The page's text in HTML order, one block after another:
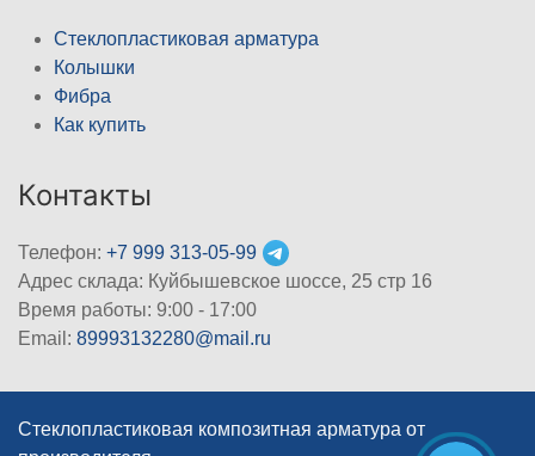
Стеклопластиковая арматура
Колышки
Фибра
Как купить
Контакты
Телефон: +7 999 313-05-99
Адрес склада: Куйбышевское шоссе, 25 стр 16
Время работы: 9:00 - 17:00
Email: 89993132280@mail.ru
Стеклопластиковая композитная арматура от